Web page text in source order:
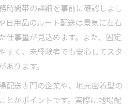
時間帯の詳細を事前に確認しまし
日用品のルート配送は景気に左右
仕事量が見込めます。また、固定
すく、未経験者でも安心してスタ
ります。
配送専門の企業や、地元密着型の
とがポイントです。実際に地場配